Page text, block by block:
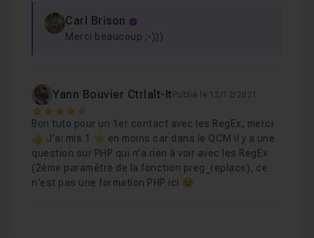
Carl Brison
Merci beaucoup ;-)))
Yann Bouvier Ctrlalt-It Publié le 12/12/2021
4
Bon tuto pour un 1er contact avec les RegEx, merci
👍 J'ai mis 1 ⭐ en moins car dans le QCM il y a une
question sur PHP qui n'a rien à voir avec les RegEx
(2ème paramètre de la fonction preg_replace), ce
n'est pas une formation PHP ici 😉